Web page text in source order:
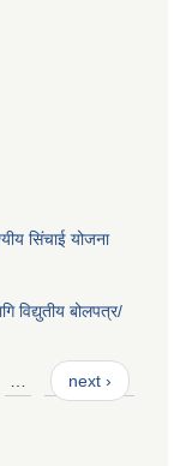
सिंचाई योजना
विद्युतीय बोलपत्र/
… next ›